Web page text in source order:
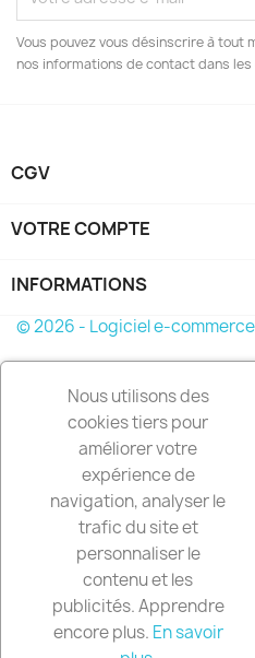
Vous pouvez vous désinscrire à tout
nos informations de contact dans
CGV
VOTRE COMPTE
INFORMATIONS
© 2026 - Logiciel e-
Nous utilisons des
cookies tiers pour
améliorer votre
expérience de
navigation, analyser le
trafic du site et
personnaliser le
contenu et les
publicités. Apprendre
encore plus. En savoir